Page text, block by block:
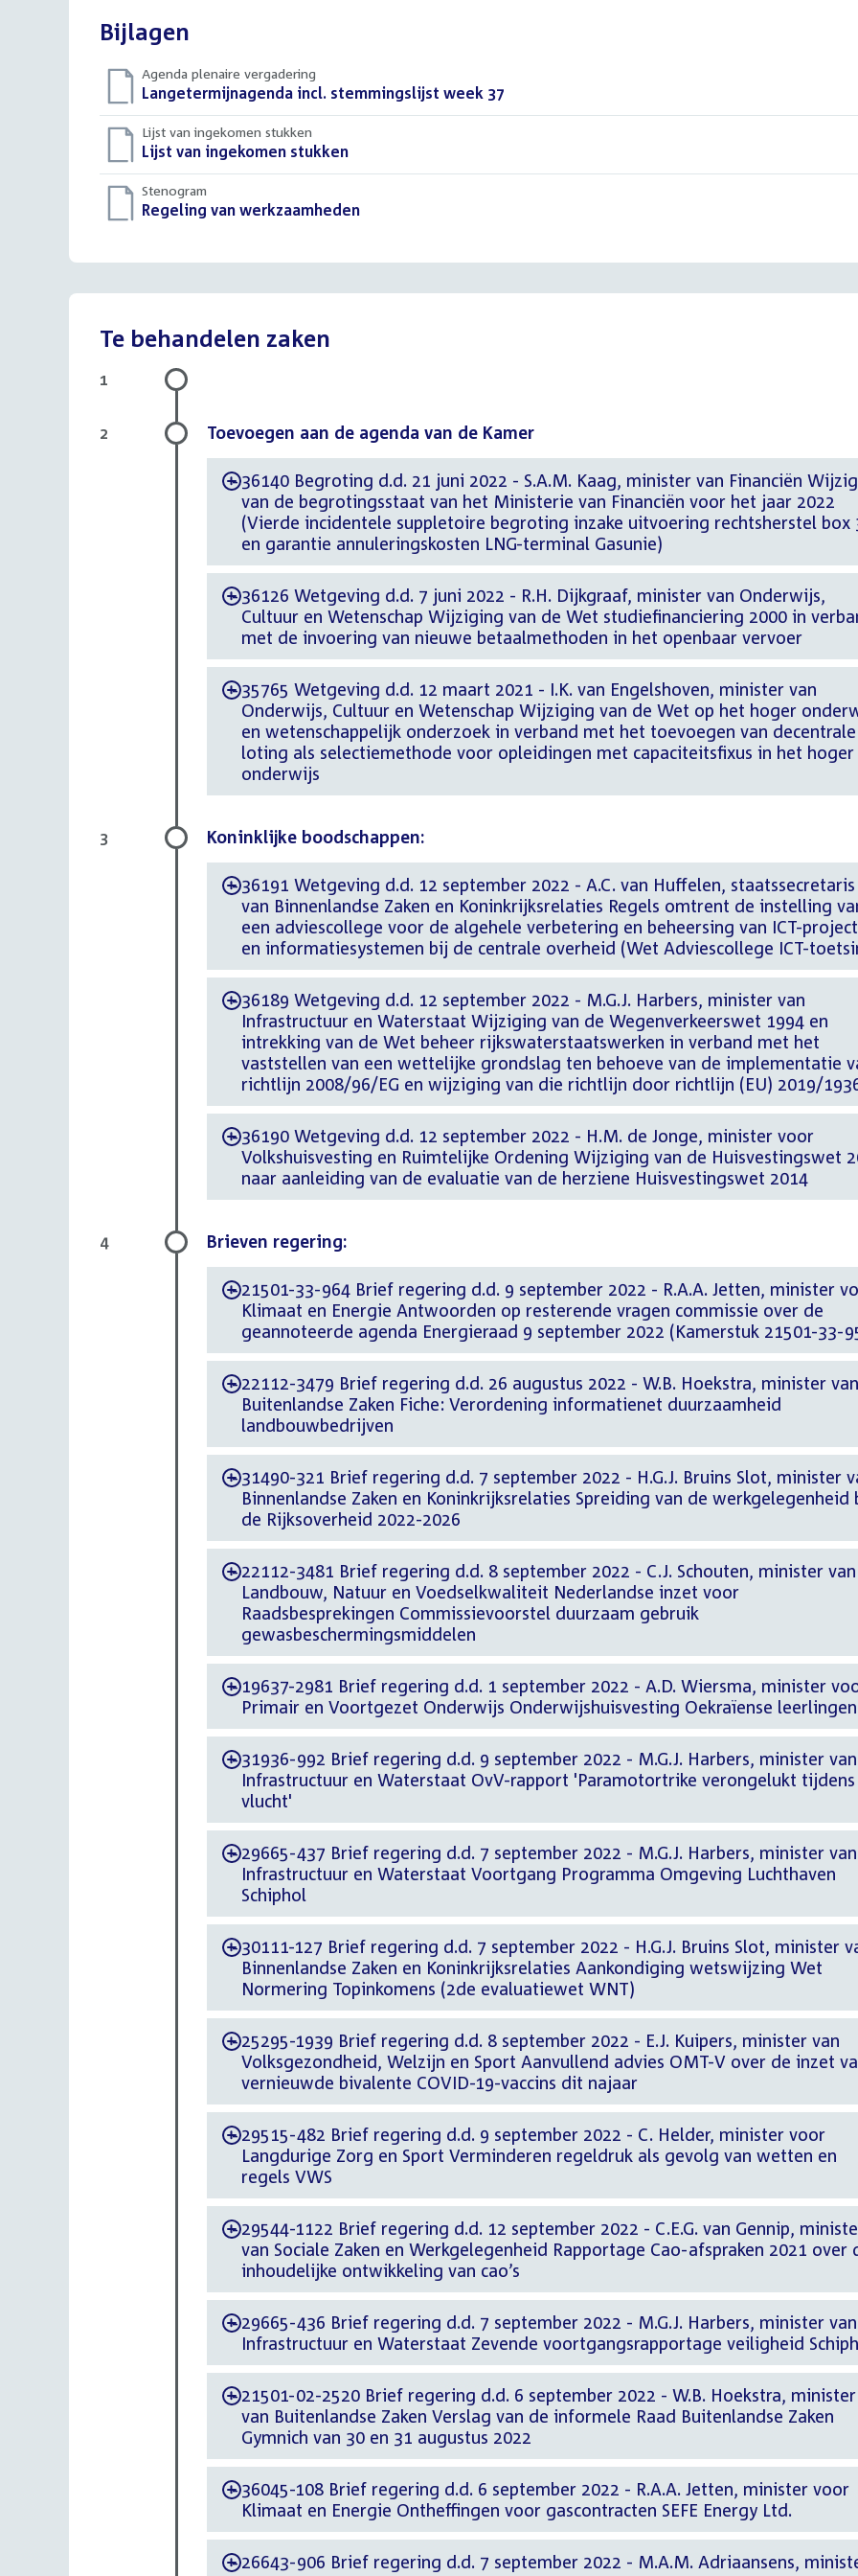
Bijlagen
Agenda plenaire vergadering
Download
bestand:
Langetermijnagenda incl. stemmingslijst week 37
Lijst van ingekomen stukken
Download
bestand:
Lijst van ingekomen stukken
Stenogram
Download
Regeling van werkzaamheden
Te behandelen zaken
1
Toevoegen aan de agenda van de Kamer
-36140 Begroting d.d. 21 juni 2022 - S.A.M. Kaag, minister van Financiën
van de begrotingsstaat van het Ministerie van Financiën voor het jaar 2022
(Vierde incidentele suppletoire begroting inzake uitvoering rechtsherstel box
en garantie annuleringskosten LNG-terminal Gasunie)
-36126 Wetgeving d.d. 7 juni 2022 - R.H. Dijkgraaf, minister van Onderwijs,
Cultuur en Wetenschap Wijziging van de Wet studiefinanciering 2000 in
met de invoering van nieuwe betaalmethoden in het openbaar vervoer
-35765 Wetgeving d.d. 12 maart 2021 - I.K. van Engelshoven, minister van
Onderwijs, Cultuur en Wetenschap Wijziging van de Wet op het hoger
en wetenschappelijk onderzoek in verband met het toevoegen van decentrale
loting als selectiemethode voor opleidingen met capaciteitsfixus in het hoger
onderwijs
2
Koninklijke boodschappen:
-36191 Wetgeving d.d. 12 september 2022 - A.C. van Huffelen, staatssecretaris
van Binnenlandse Zaken en Koninkrijksrelaties Regels omtrent de instelling
een adviescollege voor de algehele verbetering en beheersing van ICT-
en informatiesystemen bij de centrale overheid (Wet Adviescollege ICT-
-36189 Wetgeving d.d. 12 september 2022 - M.G.J. Harbers, minister van
Infrastructuur en Waterstaat Wijziging van de Wegenverkeerswet 1994 en
intrekking van de Wet beheer rijkswaterstaatswerken in verband met het
vaststellen van een wettelijke grondslag ten behoeve van de implementatie
richtlijn 2008/96/EG en wijziging van die richtlijn door richtlijn (EU) 2019/
-36190 Wetgeving d.d. 12 september 2022 - H.M. de Jonge, minister voor
Volkshuisvesting en Ruimtelijke Ordening Wijziging van de Huisvestingswet
naar aanleiding van de evaluatie van de herziene Huisvestingswet 2014
3
Brieven regering:
-21501-33-964 Brief regering d.d. 9 september 2022 - R.A.A. Jetten, minister
Klimaat en Energie Antwoorden op resterende vragen commissie over de
geannoteerde agenda Energieraad 9 september 2022 (Kamerstuk 21501-33-
-22112-3479 Brief regering d.d. 26 augustus 2022 - W.B. Hoekstra, minister van
Buitenlandse Zaken Fiche: Verordening informatienet duurzaamheid
landbouwbedrijven
-31490-321 Brief regering d.d. 7 september 2022 - H.G.J. Bruins Slot, minister
Binnenlandse Zaken en Koninkrijksrelaties Spreiding van de werkgelegenheid
de Rijksoverheid 2022-2026
-22112-3481 Brief regering d.d. 8 september 2022 - C.J. Schouten, minister van
Landbouw, Natuur en Voedselkwaliteit Nederlandse inzet voor
Raadsbesprekingen Commissievoorstel duurzaam gebruik
gewasbeschermingsmiddelen
- 19637-2981 Brief regering d.d. 1 september 2022 - A.D. Wiersma, minister
Primair en Voortgezet Onderwijs Onderwijshuisvesting Oekraïense leerlingen
-31936-992 Brief regering d.d. 9 september 2022 - M.G.J. Harbers, minister van
Infrastructuur en Waterstaat OvV-rapport 'Paramotortrike verongelukt tijdens
vlucht'
-29665-437 Brief regering d.d. 7 september 2022 - M.G.J. Harbers, minister van
Infrastructuur en Waterstaat Voortgang Programma Omgeving Luchthaven
Schiphol
-30111-127 Brief regering d.d. 7 september 2022 - H.G.J. Bruins Slot, minister
Binnenlandse Zaken en Koninkrijksrelaties Aankondiging wetswijzing Wet
Normering Topinkomens (2de evaluatiewet WNT)
-25295-1939 Brief regering d.d. 8 september 2022 - E.J. Kuipers, minister van
Volksgezondheid, Welzijn en Sport Aanvullend advies OMT-V over de inzet
vernieuwde bivalente COVID-19-vaccins dit najaar
-29515-482 Brief regering d.d. 9 september 2022 - C. Helder, minister voor
Langdurige Zorg en Sport Verminderen regeldruk als gevolg van wetten en
regels VWS
-29544-1122 Brief regering d.d. 12 september 2022 - C.E.G. van Gennip,
van Sociale Zaken en Werkgelegenheid Rapportage Cao-afspraken 2021 over
inhoudelijke ontwikkeling van cao’s
-29665-436 Brief regering d.d. 7 september 2022 - M.G.J. Harbers, minister van
Infrastructuur en Waterstaat Zevende voortgangsrapportage veiligheid
-21501-02-2520 Brief regering d.d. 6 september 2022 - W.B. Hoekstra, minister
van Buitenlandse Zaken Verslag van de informele Raad Buitenlandse Zaken
Gymnich van 30 en 31 augustus 2022
-36045-108 Brief regering d.d. 6 september 2022 - R.A.A. Jetten, minister voor
Klimaat en Energie Ontheffingen voor gascontracten SEFE Energy Ltd.
-26643-906 Brief regering d.d. 7 september 2022 - M.A.M. Adriaansens,
4